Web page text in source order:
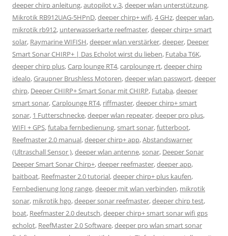
deeper chirp anleitung,autopilot v.3,deeper wlan unterstützung,
Mikrotik RB912UAG-5HPnD,deeper chirp+ wifi,4 GHz,deeper wlan,
mikrotik rb912, unterwasserkarte reefmaster,deeper chirp+ smart
solar, Raymarine WIFISH,deeper wlan verstärker,deeper, Deeper
Smart Sonar CHIRP+ | Das Echolot wirst du lieben, Futaba T6K,
deeper chirp plus,Carp lounge RT4,carplounge rt,deeper chirp
idealo,Graupner Brushless Motoren,deeper wlan passwort,deeper
chirp, Deeper CHIRP+ Smart Sonar mit CHIRP, Futaba,deeper
smart sonar,Carplounge RT4, riffmaster,deeper chirp+ smart
sonar, 1 Futterschnecke,deeper wlan repeater,deeper pro plus,
WIFI + GPS,futaba fernbedienung,smart sonar,futterboot,
Reefmaster 2.0 manual,deeper chirp+ app,Abstandswarner
(Ultraschall Sensor ),deeper wlan antenne,sonar, Deeper Sonar
Deeper Smart Sonar Chirp+,deeper reefmaster,deeper app,
baitboat, Reefmaster 2.0 tutorial,deeper chirp+ plus kaufen,
Fernbedienung long range,deeper mit wlan verbinden, mikrotik
sonar, mikrotik hgo,deeper sonar reefmaster,deeper chirp test,
boat, Reefmaster 2.0 deutsch,deeper chirp+ smart sonar wifi gps
echolot, ReefMaster 2.0 Software,deeper pro wlan smart sonar